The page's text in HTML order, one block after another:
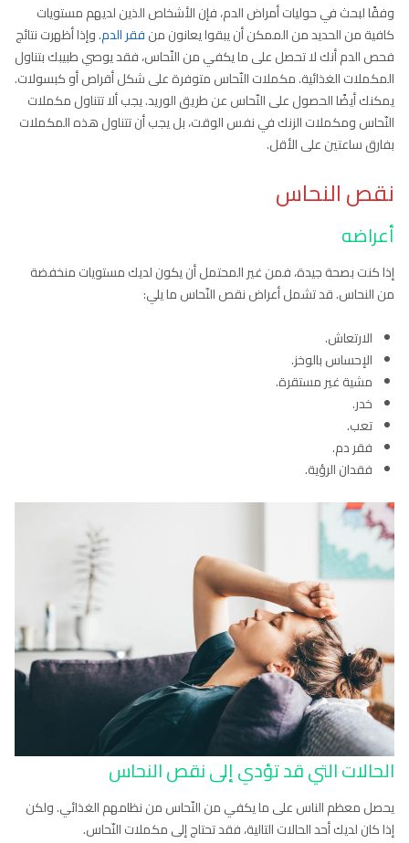
وفقًا لبحث في حوليات أمراض الدم، فإن الأشخاص الذين لديهم مستويات
كافية من الحديد من الممكن أن يبقوا يعانون منفقر الدم. وإذا أظهرت نتائج
فحص الدم أنك لا تحصل على ما يكفي من النّحاس، فقد يوصي طبيبك بتناول
المكملات الغذائية. مكملات النّحاس متوفرة على شكل أقراص أو كبسولات.
يمكنك أيضًا الحصول على النّحاس عن طريق الوريد. يجب ألا تتناول مكملات
النّحاس ومكملات الزنك في نفس الوقت، بل يجب أن تتناول هذه المكملات
بفارق ساعتين على الأقل.
نقص النحاس
أعراضه
إذا كنت بصحة جيدة، فمن غير المحتمل أن يكون لديك مستويات منخفضة
من النحاس. قد تشمل أعراض نقص النّحاس ما يلي:
الارتعاش.
الإحساس بالوخز.
مشية غير مستقرة.
خدر.
تعب.
فقر دم.
فقدان الرؤية.
الحالات التي قد تؤدي إلى نقص النحاس
يحصل معظم الناس على ما يكفي من النّحاس من نظامهم الغذائي. ولكن
إذا كان لديك أحد الحالات التالية، فقد تحتاج إلى مكملات النّحاس.